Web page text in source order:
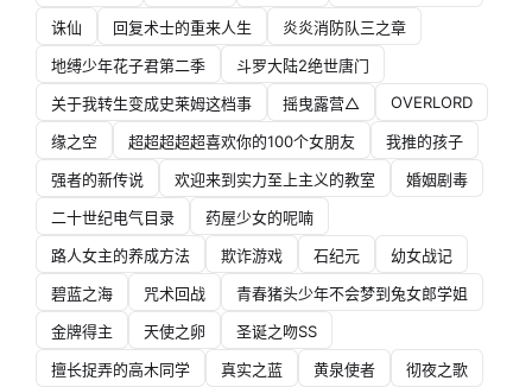
诛仙
回复术士的重来人生
炎炎消防队三之章
地缚少年花子君第二季
斗罗大陆2绝世唐门
关于我转生变成史莱姆这档事
摇曳露营△ OVERLORD
缘之空 超超超超超喜欢你的100个女朋友
我推的孩子
强者的新传说
欢迎来到实力至上主义的教室
婚姻剧毒
二十世纪电气目录
药屋少女的呢喃
路人女主的养成方法
欺诈游戏 石纪元
幼女战记
碧蓝之海
咒术回战
青春猪头少年不会梦到兔女郎学姐
金牌得主
天使之卵
圣诞之吻SS
擅长捉弄的高木同学
真实之蓝 黄泉使者
彻夜之歌